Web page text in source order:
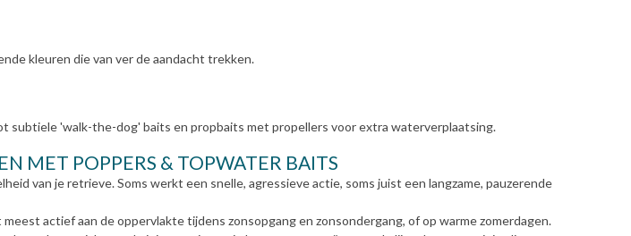
kleuren die van ver de aandacht trekken.
subtiele 'walk-the-dog' baits en propbaits met propellers voor extra waterverplaatsing.
MET POPPERS & TOPWATER BAITS
van je retrieve. Soms werkt een snelle, agressieve actie, soms juist een langzame, pauzerende
meest actief aan de oppervlakte tijdens zonsopgang en zonsondergang, of op warme zomerdagen.